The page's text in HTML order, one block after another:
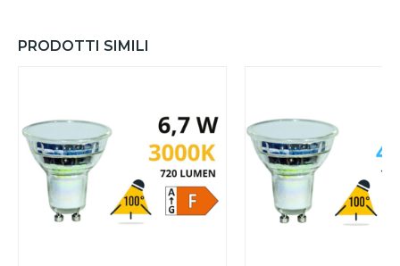
PRODOTTI SIMILI